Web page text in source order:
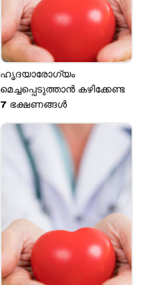
ഹൃദയാരോ​ഗ്യം
മെച്ചപ്പെടുത്താൻ കഴിക്കേണ്ട
7 ഭക്ഷണങ്ങൾ